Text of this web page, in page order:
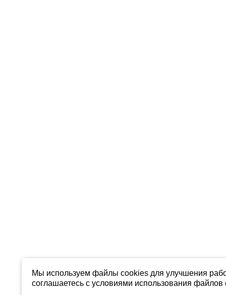
Мы используем файлы cookies для улучшения
соглашаетесь с условиями использования файлов